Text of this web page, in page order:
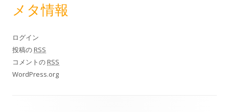
メタ情報
ログイン
投稿のRSS
コメントのRSS
WordPress.org